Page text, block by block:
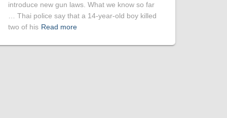
introduce new gun laws. What we know so far
… Thai police say that a 14-year-old boy killed
two of his Read more